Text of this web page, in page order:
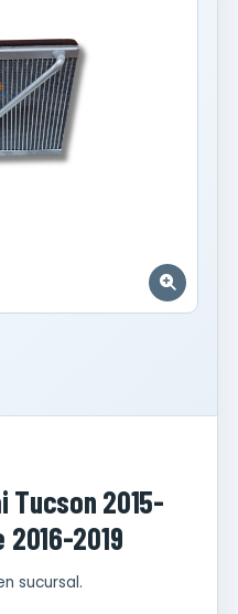
Tucson 2015-
2019
sucursal.